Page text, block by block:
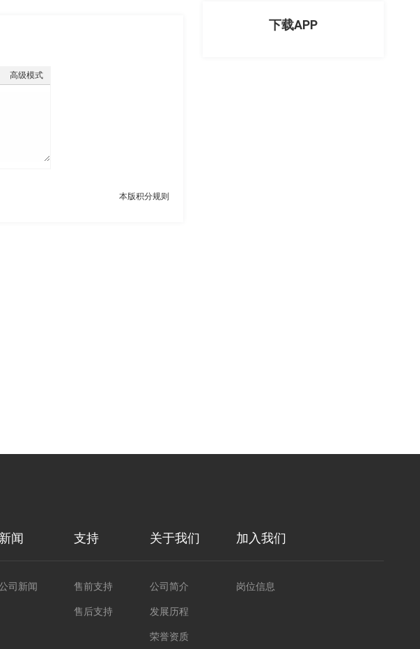
高级模式
本版积分规则
下载APP
新闻
司新闻
支持
售前支持
售后支持
关于我们
公司简介
发展历程
荣誉资质
加入我们
岗位信息